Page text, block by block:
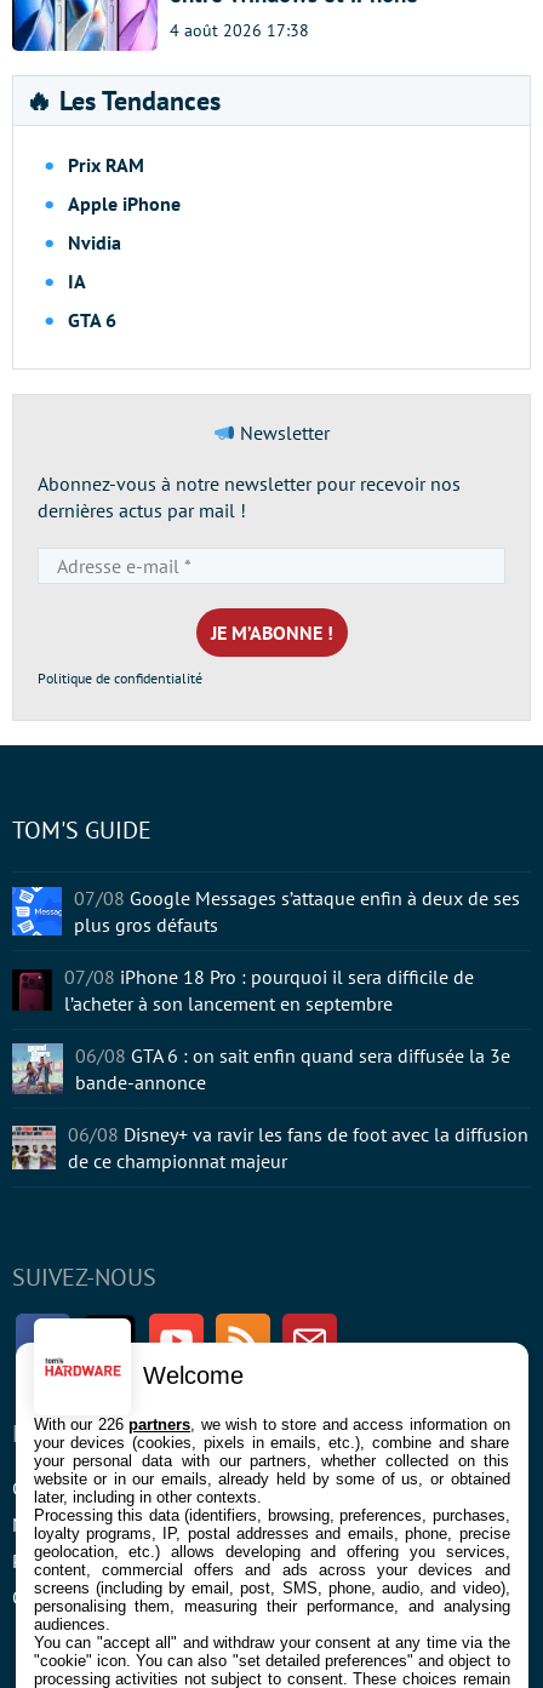
4 août 2026 17:38
🔥 Les Tendances
Prix RAM
Apple iPhone
Nvidia
IA
GTA 6
Newsletter
Abonnez-vous à notre newsletter pour recevoir nos
dernières actus par mail !
e-
mail
*
Politique de confidentialité
SUIVEZ-NOUS
FacebookTwitter Youtube RSS Newsletter
ENTREPRISE
Confidentialité et Cookies
Mentions légales et CGU
Préférences Cookies
Qui sommes nous
À PROPOS
Contact
TOM'S GUIDE
07/08 Google Messages s’attaque enfin à deux de ses
plus gros défauts
07/08 iPhone 18 Pro : pourquoi il sera difficile de
l’acheter à son lancement en septembre
06/08 GTA 6 : on sait enfin quand sera diffusée la 3e
bande-annonce
06/08 Disney+ va ravir les fans de foot avec la diffusion
de ce championnat majeur
Welcome
With our 226partners , we wish to store and access information on
your devices (cookies, pixels in emails, etc.), combine and share
your personal data with our partners, whether collected on this
website or in our emails, already held by some of us, or obtained
later, including in other contexts.
Processing this data (identifiers, browsing, preferences, purchases,
loyalty programs, IP, postal addresses and emails, phone, precise
geolocation, etc.) allows developing and offering you services,
content, commercial offers and ads across your devices and
screens (including by email, post, SMS, phone, audio, and video),
personalising them, measuring their performance, and analysing
audiences.
You can "accept all" and withdraw your consent at any time via the
"cookie" icon. You can also "set detailed preferences" and object to
processing activities not subject to consent. These choices remain